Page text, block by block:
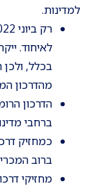
למדינות.
לאיחוד.
בכלל, ולכן
מהדרכון
הדרכון
ברחבי
כמחזיק
ברוב
מחזיקי